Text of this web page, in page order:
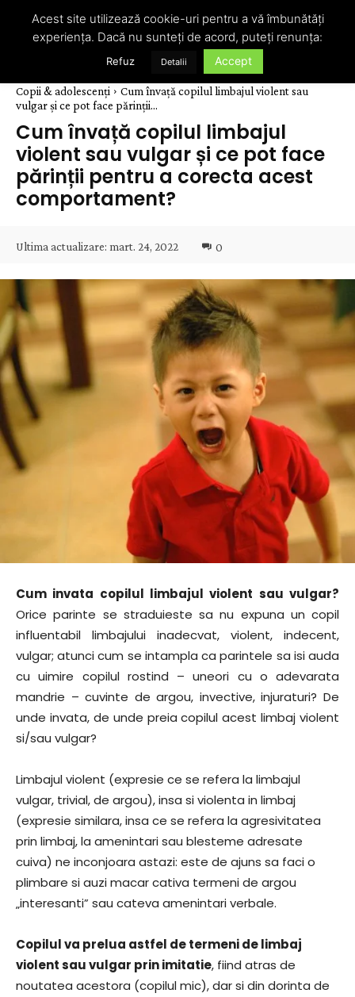
Copii & adolescenți
Cum învață copilul limbajul violent sau
vulgar și ce pot face părinții...
Cum învață copilul limbajul
violent sau vulgar și ce pot face
părinții pentru a corecta acest
comportament?
Ultima actualizare: mart. 24, 2022 0
Cum invata copilul limbajul violent sau vulgar?
Orice parinte se straduieste sa nu expuna un copil
influentabil limbajului inadecvat, violent, indecent,
vulgar; atunci cum se intampla ca parintele sa isi auda
cu uimire copilul rostind – uneori cu o adevarata
mandrie – cuvinte de argou, invective, injuraturi? De
unde invata, de unde preia copilul acest limbaj violent
si/sau vulgar?
Limbajul violent (expresie ce se refera la limbajul
vulgar, trivial, de argou), insa si violenta in limbaj
(expresie similara, insa ce se refera la agresivitatea
prin limbaj, la amenintari sau blesteme adresate
cuiva) ne inconjoara astazi: este de ajuns sa faci o
plimbare si auzi macar cativa termeni de argou
„interesanti” sau cateva amenintari verbale.
Copilul va prelua astfel de termeni de limbaj
violent sau vulgar prin imitatie, fiind atras de
noutatea acestora (copilul mic), dar si din dorinta de
Acest site utilizează cookie-uri pentru a vă îmbunătăți
experiența. Dacă nu sunteți de acord, puteți renunța:
Refuz Detalii Accept